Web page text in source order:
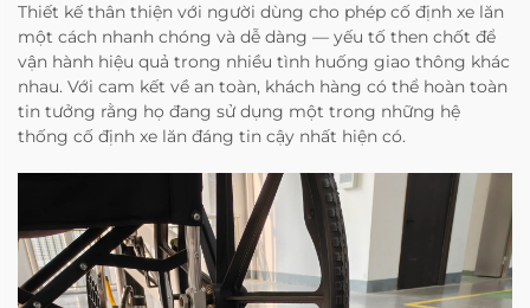
Thiết kế thân thiện với người dùng cho phép cố định xe lăn
một cách nhanh chóng và dễ dàng — yếu tố then chốt để
vận hành hiệu quả trong nhiều tình huống giao thông khác
nhau. Với cam kết về an toàn, khách hàng có thể hoàn toàn
tin tưởng rằng họ đang sử dụng một trong những hệ
thống cố định xe lăn đáng tin cậy nhất hiện có.